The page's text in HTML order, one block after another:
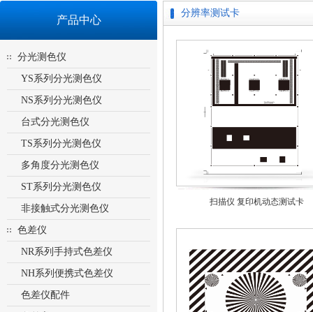
产品中心
分光测色仪
YS系列分光测色仪
NS系列分光测色仪
台式分光测色仪
TS系列分光测色仪
多角度分光测色仪
ST系列分光测色仪
非接触式分光测色仪
色差仪
NR系列手持式色差仪
NH系列便携式色差仪
色差仪配件
分辨率测试卡
扫描仪 复印机动态测试卡